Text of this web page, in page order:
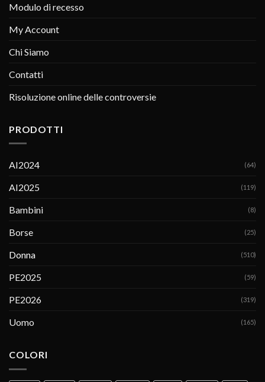
Modulo di recesso
My Account
Chi Siamo
Contatti
Risoluzione online delle controversie
PRODOTTI
AI2024 (64)
AI2025 (119)
Bambini (8)
Borse (25)
Donna (510)
PE2025 (59)
PE2026 (319)
Uomo (165)
COLORI